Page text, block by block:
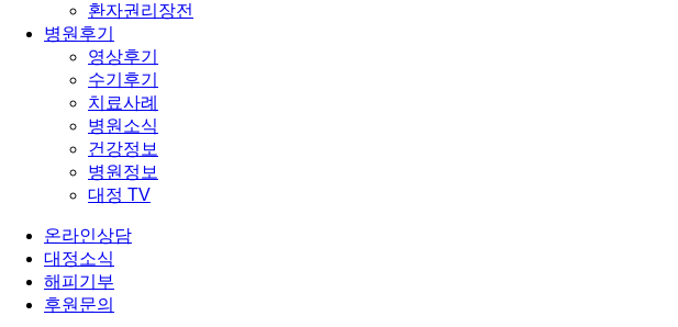
환자권리장전
병원후기
영상후기
수기후기
치료사례
병원소식
건강정보
병원정보
대정 TV
온라인상담
대정소식
해피기부
후원문의